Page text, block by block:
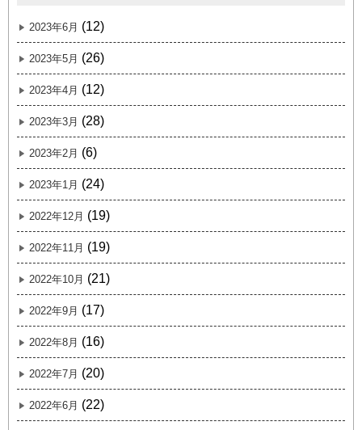
2023年6月 (12)
2023年5月 (26)
2023年4月 (12)
2023年3月 (28)
2023年2月 (6)
2023年1月 (24)
2022年12月 (19)
2022年11月 (19)
2022年10月 (21)
2022年9月 (17)
2022年8月 (16)
2022年7月 (20)
2022年6月 (22)